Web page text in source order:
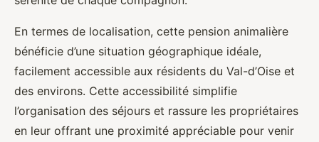
En termes de localisation, cette pension animalière
bénéficie d’une situation géographique idéale,
facilement accessible aux résidents du Val-d’Oise et
des environs. Cette accessibilité simplifie
l’organisation des séjours et rassure les propriétaires
en leur offrant une proximité appréciable pour venir